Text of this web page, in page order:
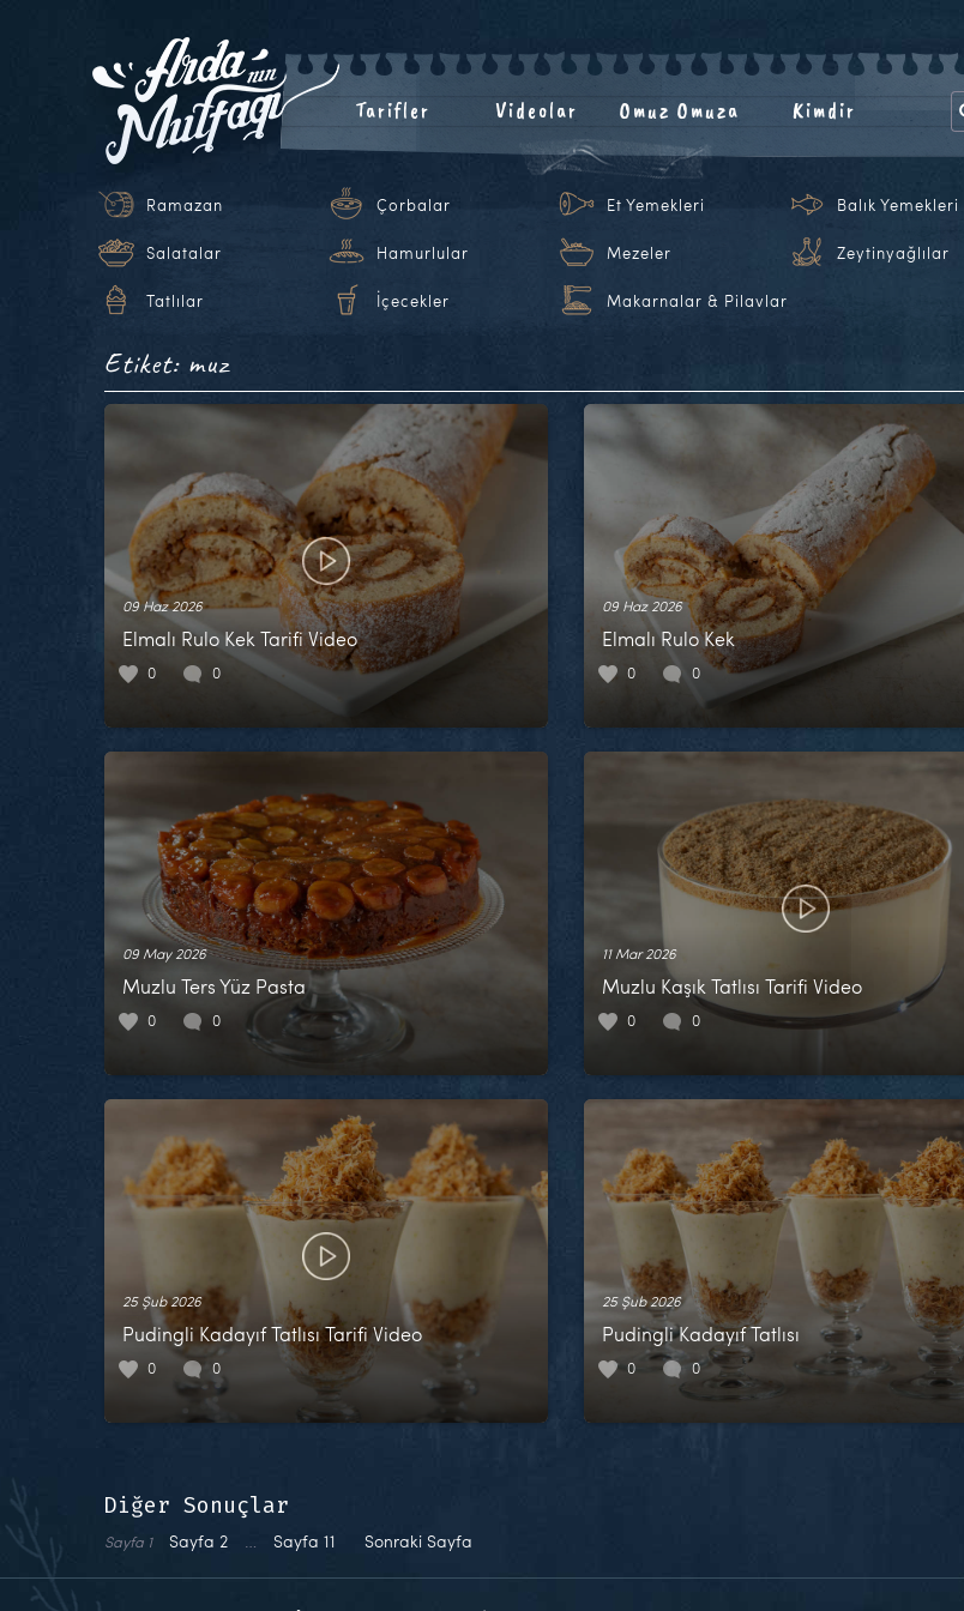
Tarifler Videolar Omuz Omuza Kimdir
Ramazan Çorbalar Et Yemekleri Balık Yemekleri
Salatalar Hamurlular Mezeler Zeytinyağlılar
Tatlılar İçecekler Makarnalar & Pilavlar
Etiket: muz
09 Haz 2026
Elmalı Rulo Kek Tarifi Video
0 0
09 Haz 2026
Elmalı Rulo Kek
0 0
09 May 2026
Muzlu Ters Yüz Pasta
0 0
11 Mar 2026
Muzlu Kaşık Tatlısı Tarifi Video
0 0
25 Şub 2026
Pudingli Kadayıf Tatlısı Tarifi Video
0 0
25 Şub 2026
Pudingli Kadayıf Tatlısı
0 0
Diğer Sonuçlar
Sayfa 1 Sayfa 2 … Sayfa 11 Sonraki Sayfa